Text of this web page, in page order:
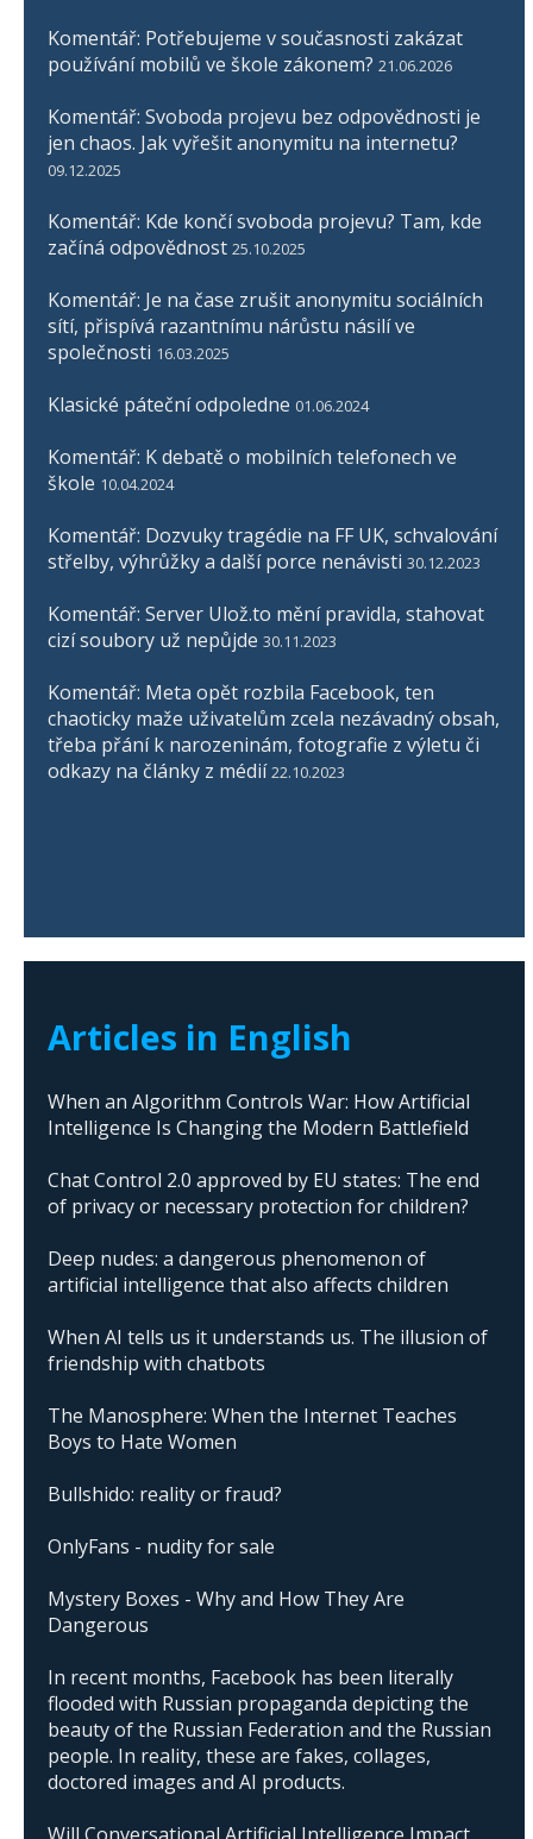
Komentář: Potřebujeme v současnosti zakázat
používání mobilů ve škole zákonem? 21.06.2026
Komentář: Svoboda projevu bez odpovědnosti je
jen chaos. Jak vyřešit anonymitu na internetu?
09.12.2025
Komentář: Kde končí svoboda projevu? Tam, kde
začíná odpovědnost 25.10.2025
Komentář: Je na čase zrušit anonymitu sociálních
sítí, přispívá razantnímu nárůstu násilí ve
společnosti 16.03.2025
Klasické páteční odpoledne 01.06.2024
Komentář: K debatě o mobilních telefonech ve
škole 10.04.2024
Komentář: Dozvuky tragédie na FF UK, schvalování
střelby, výhrůžky a další porce nenávisti 30.12.2023
Komentář: Server Ulož.to mění pravidla, stahovat
cizí soubory už nepůjde 30.11.2023
Komentář: Meta opět rozbila Facebook, ten
chaoticky maže uživatelům zcela nezávadný obsah,
třeba přání k narozeninám, fotografie z výletu či
odkazy na články z médií 22.10.2023
Articles in English
When an Algorithm Controls War: How Artificial
Intelligence Is Changing the Modern Battlefield
Chat Control 2.0 approved by EU states: The end
of privacy or necessary protection for children?
Deep nudes: a dangerous phenomenon of
artificial intelligence that also affects children
When AI tells us it understands us. The illusion of
friendship with chatbots
The Manosphere: When the Internet Teaches
Boys to Hate Women
Bullshido: reality or fraud?
OnlyFans - nudity for sale
Mystery Boxes - Why and How They Are
Dangerous
In recent months, Facebook has been literally
flooded with Russian propaganda depicting the
beauty of the Russian Federation and the Russian
people. In reality, these are fakes, collages,
doctored images and AI products.